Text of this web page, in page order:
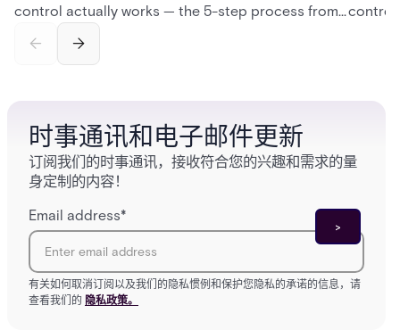
control actually works — the 5-step process from
and software components, and the access control
control
时事通讯和电子邮件更新
订阅我们的时事通讯，接收符合您的兴趣和需求的量
身定制的内容！
Email address*
有关如何取消订阅以及我们的隐私惯例和保护您隐私的承诺的信息，请
查看我们的 隐私政策。